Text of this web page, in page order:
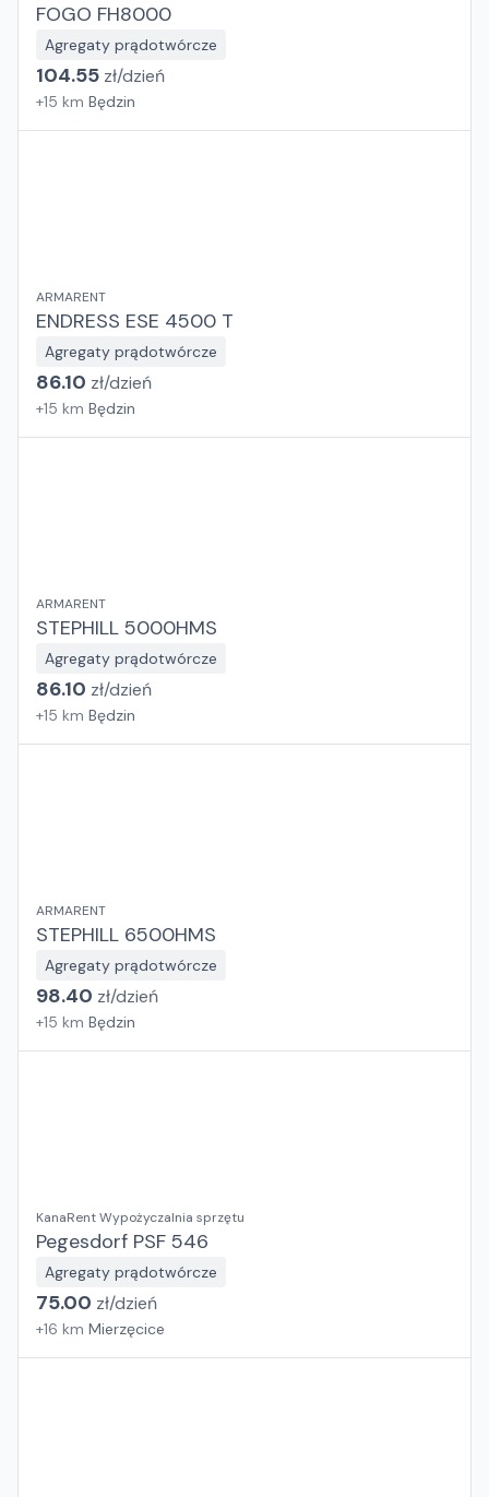
FOGO FH8000
Agregaty prądotwórcze
104.55 zł/dzień
+15 km Będzin
ARMARENT
ENDRESS ESE 4500 T
Agregaty prądotwórcze
86.10 zł/dzień
+15 km Będzin
ARMARENT
STEPHILL 5000HMS
Agregaty prądotwórcze
86.10 zł/dzień
+15 km Będzin
ARMARENT
STEPHILL 6500HMS
Agregaty prądotwórcze
98.40 zł/dzień
+15 km Będzin
KanaRent Wypożyczalnia sprzętu
Pegesdorf PSF 546
Agregaty prądotwórcze
75.00 zł/dzień
+16 km Mierzęcice